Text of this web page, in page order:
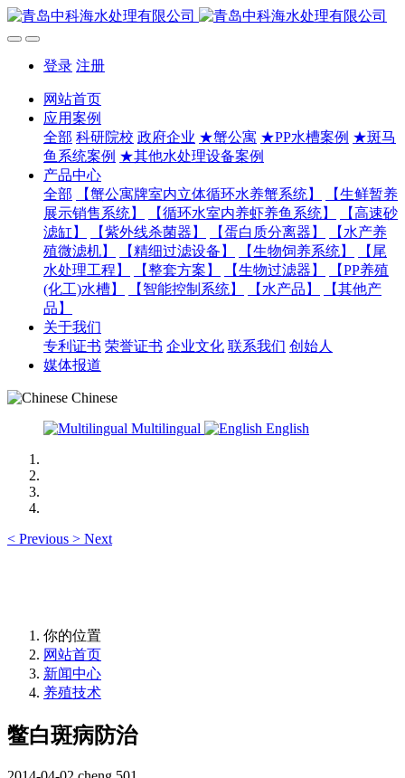
登录 注册
网站首页
应用案例
全部 科研院校 政府企业 ★蟹公寓 ★PP水槽案例 ★斑马
鱼系统案例 ★其他水处理设备案例
产品中心
全部
【蟹公寓牌室内立体循环水养蟹系统】
【生鲜暂养
展示销售系统】
【循环水室内养虾养鱼系统】
【高速砂
滤缸】
【紫外线杀菌器】 【蛋白质分离器】
【水产养
殖微滤机】
【精细过滤设备】 【生物饲养系统】
【尾
水处理工程】
【整套方案】 【生物过滤器】
【PP养殖
(化工)水槽】
【智能控制系统】 【水产品】
【其他产
品】
关于我们
专利证书 荣誉证书 企业文化 联系我们 创始人
媒体报道
Chinese
Multilingual
English
< Previous > Next
你的位置
网站首页
新闻中心
养殖技术
鳖白斑病防治